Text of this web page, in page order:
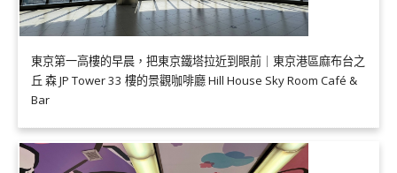
東京第一高樓的早晨，把東京鐵塔拉近到眼前｜東京港區麻布台之
丘 森 JP Tower 33 樓的景觀咖啡廳 Hill House Sky Room Café &
Bar